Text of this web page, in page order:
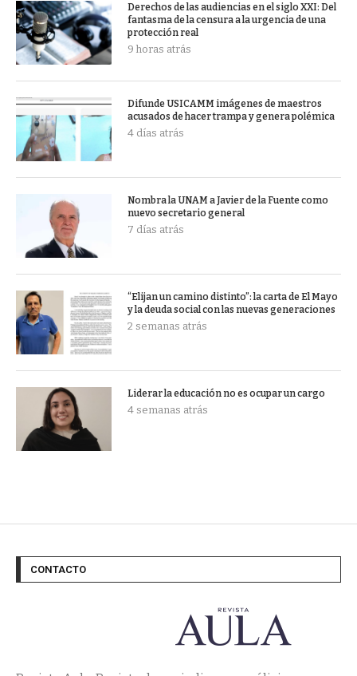
Derechos de las audiencias en el siglo XXI: Del
fantasma de la censura a la urgencia de una
protección real
9 horas atrás
Difunde USICAMM imágenes de maestros
acusados de hacer trampa y genera polémica
4 días atrás
Nombra la UNAM a Javier de la Fuente como
nuevo secretario general
7 días atrás
“Elijan un camino distinto”: la carta de El Mayo
y la deuda social con las nuevas generaciones
2 semanas atrás
Liderar la educación no es ocupar un cargo
4 semanas atrás
CONTACTO